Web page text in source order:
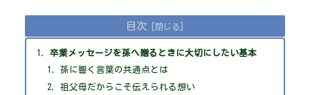
目次
卒業メッセージを孫へ贈るときに大切にしたい基本
孫に響く言葉の共通点とは
祖父母だからこそ伝えられる想い